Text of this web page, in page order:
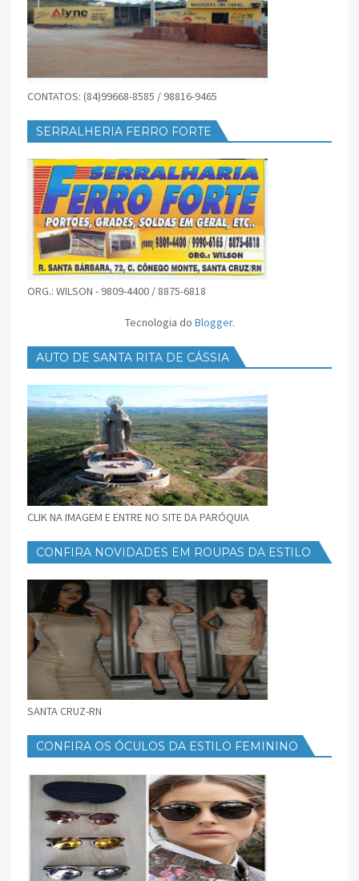
CONTATOS: (84)99668-8585 / 98816-9465
SERRALHERIA FERRO FORTE
ORG.: WILSON - 9809-4400 / 8875-6818
Tecnologia do Blogger.
AUTO DE SANTA RITA DE CÁSSIA
CLIK NA IMAGEM E ENTRE NO SITE DA PARÓQUIA
CONFIRA NOVIDADES EM ROUPAS DA ESTILO
SANTA CRUZ-RN
CONFIRA OS ÓCULOS DA ESTILO FEMININO